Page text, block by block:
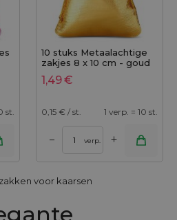
st.
10 stuks Metaalachtige
zakjes 8 x 10 cm - goud
1,49€
0,15 € / st. 1 verp. = 10 st.
– verp. +